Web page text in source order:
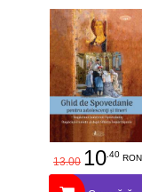
13.00 10.40 RON